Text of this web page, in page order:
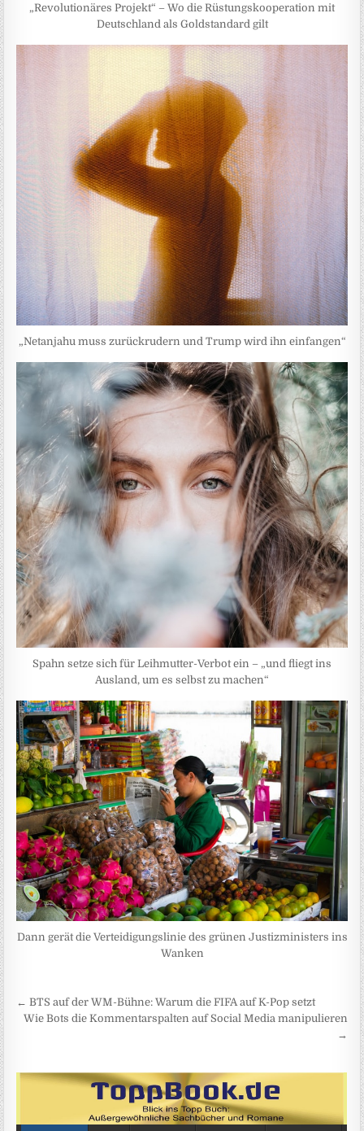
„Revolutionäres Projekt“ – Wo die Rüstungskooperation mit
Deutschland als Goldstandard gilt
„Netanjahu muss zurückrudern und Trump wird ihn einfangen“
Spahn setze sich für Leihmutter-Verbot ein – „und fliegt ins
Ausland, um es selbst zu machen“
Dann gerät die Verteidigungslinie des grünen Justizministers ins
Wanken
Beitragsnavigation
← BTS auf der WM-Bühne: Warum die FIFA auf K-Pop setzt
Wie Bots die Kommentarspalten auf Social Media manipulieren
→